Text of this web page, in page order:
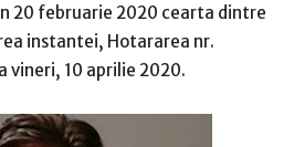
20 februarie 2020 cearta dintre
instantei, Hotararea nr.
10 aprilie 2020.